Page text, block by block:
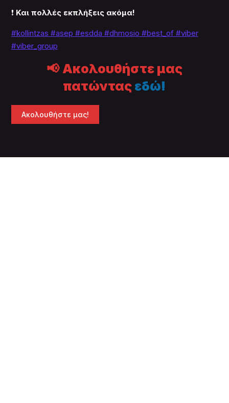
❗ Και πολλές εκπλήξεις ακόμα!
#kollintzas #asep #esdda #dhmosio #best_of#viber
#viber_group
📢 Ακολουθήστε μας
πατώντας εδώ!
Ακολουθήστε μας!